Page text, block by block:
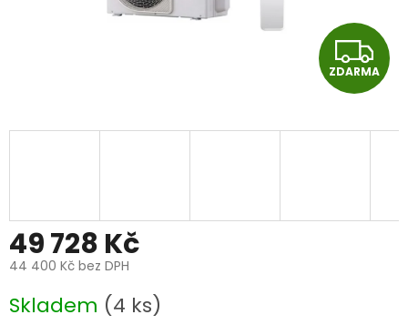
Z
D
A
ZDARMA
49 728 Kč
44 400 Kč bez DPH
cena:
Skladem (4 ks)